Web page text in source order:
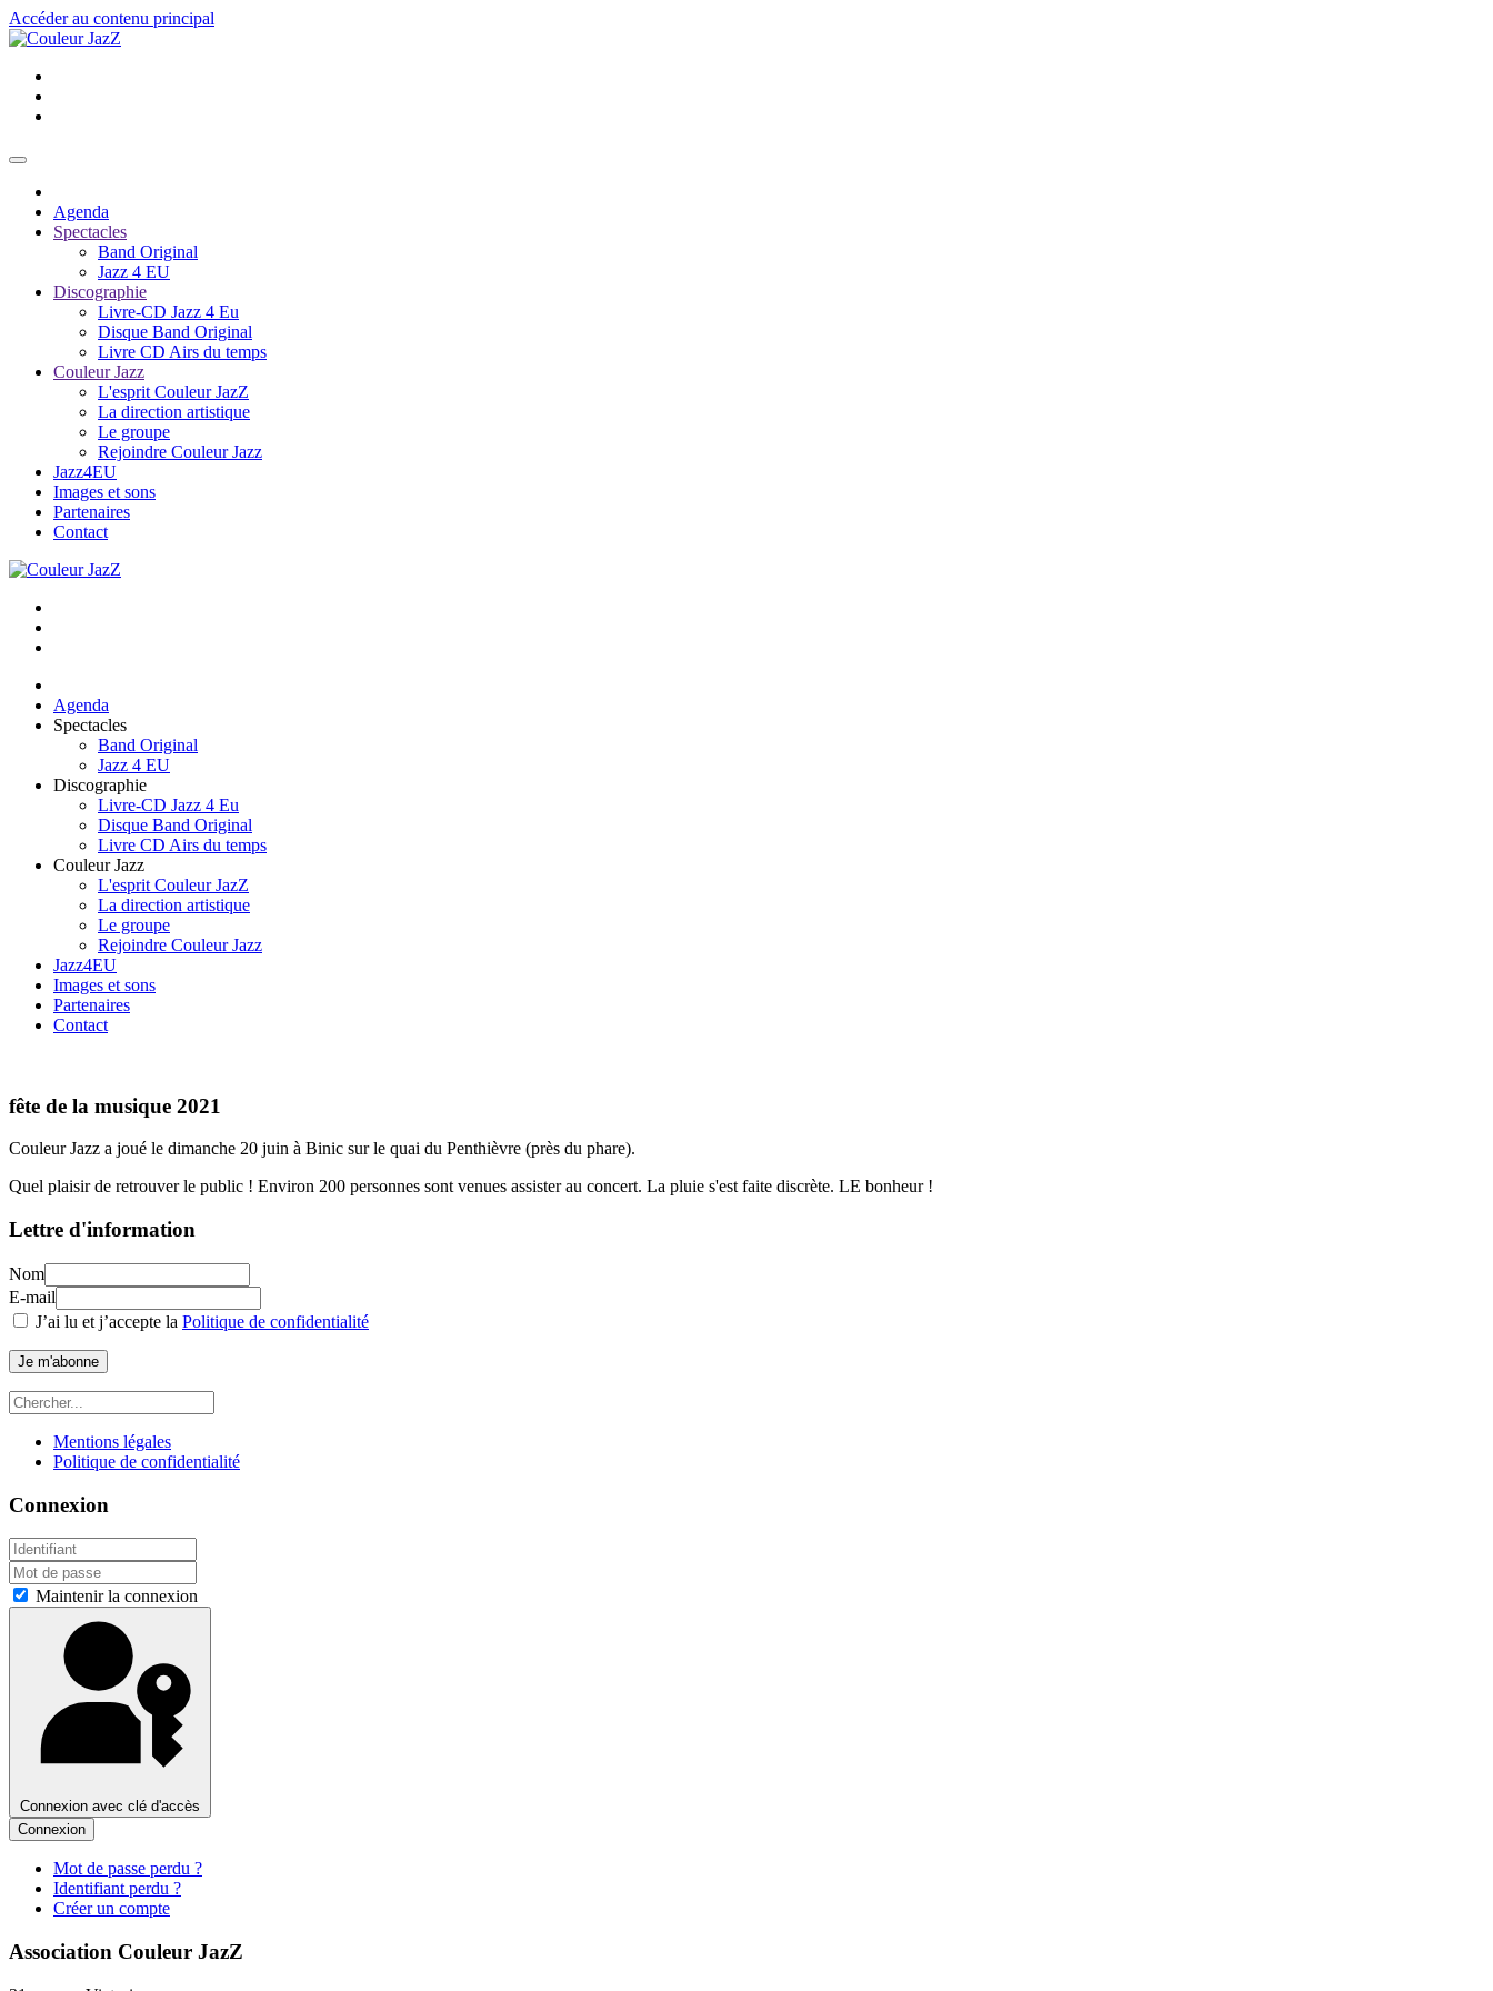
Accéder au contenu principal
Agenda
Spectacles
Band Original
Jazz 4 EU
Discographie
Livre-CD Jazz 4 Eu
Disque Band Original
Livre CD Airs du temps
Couleur Jazz
L'esprit Couleur JazZ
La direction artistique
Le groupe
Rejoindre Couleur Jazz
Jazz4EU
Images et sons
Partenaires
Contact
Agenda
Spectacles
Band Original
Jazz 4 EU
Discographie
Livre-CD Jazz 4 Eu
Disque Band Original
Livre CD Airs du temps
Couleur Jazz
L'esprit Couleur JazZ
La direction artistique
Le groupe
Rejoindre Couleur Jazz
Jazz4EU
Images et sons
Partenaires
Contact
fête de la musique 2021
Couleur Jazz a joué le dimanche 20 juin à Binic sur le quai du Penthièvre (près du phare).
Quel plaisir de retrouver le public ! Environ 200 personnes sont venues assister au concert. La pluie s'est faite discrète. LE bonheur !
Lettre d'information
Nom
E-mail
J’ai lu et j’accepte la Politique de confidentialité
Je m'abonne
Mentions légales
Politique de confidentialité
Connexion
Maintenir la connexion
Connexion avec clé d'accès
Connexion
Mot de passe perdu ?
Identifiant perdu ?
Créer un compte
Association Couleur JazZ